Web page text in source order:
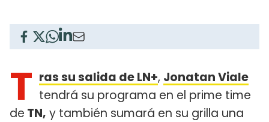
T ras su salida de LN+, Jonatan Viale
tendrá su programa en el prime time
de TN, y también sumará en su grilla una